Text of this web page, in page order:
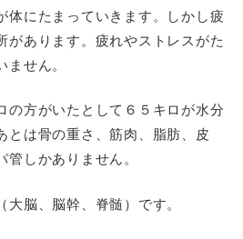
体にたまっていきます。しかし疲
があります。疲れやストレスがた
せん。
の方がいたとして６５キロが水分
とは骨の重さ、筋肉、脂肪、皮
しかありません。
脳、脳幹、脊髄）です。